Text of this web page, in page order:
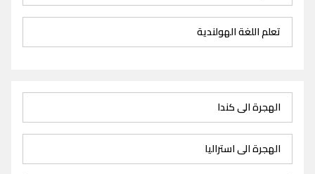
تعلم اللغة الهولندية
الهجرة الى كندا
الهجرة الى استراليا